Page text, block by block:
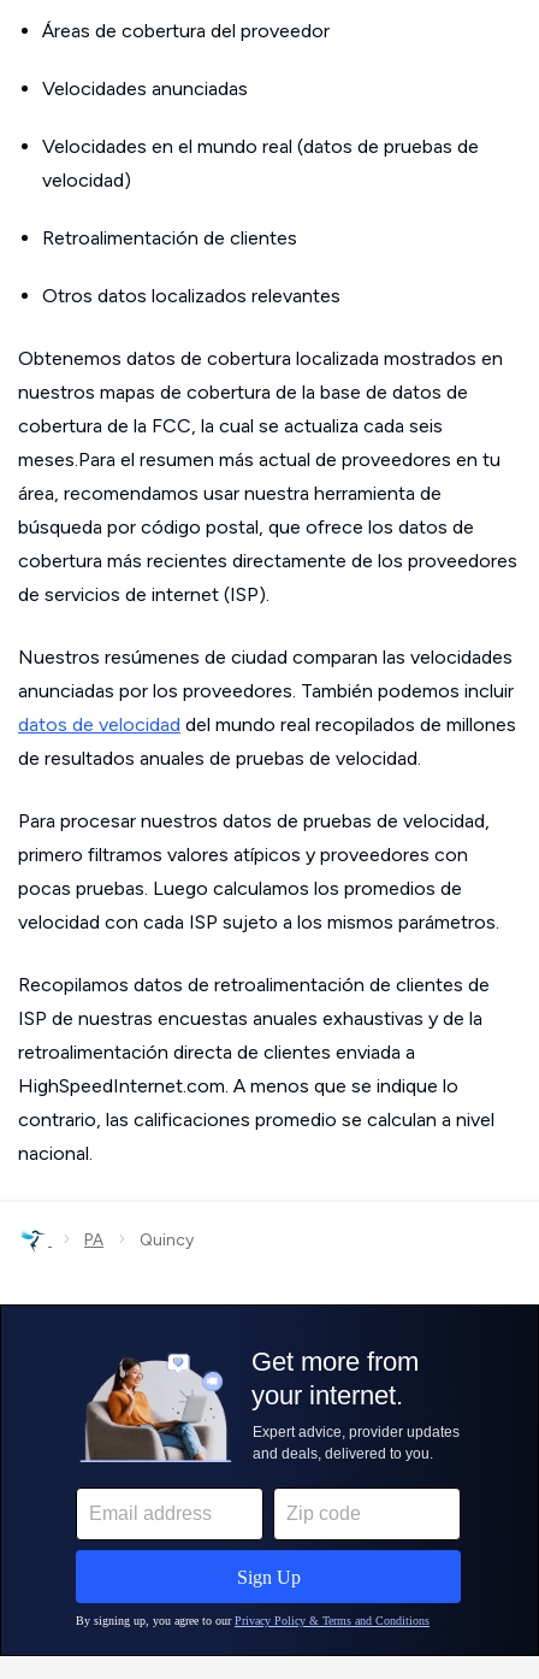
Áreas de cobertura del proveedor
Velocidades anunciadas
Velocidades en el mundo real (datos de pruebas de
velocidad)
Retroalimentación de clientes
Otros datos localizados relevantes
Obtenemos datos de cobertura localizada mostrados en
nuestros mapas de cobertura de la base de datos de
cobertura de la FCC, la cual se actualiza cada seis
meses.Para el resumen más actual de proveedores en tu
área, recomendamos usar nuestra herramienta de
búsqueda por código postal, que ofrece los datos de
cobertura más recientes directamente de los proveedores
de servicios de internet (ISP).
Nuestros resúmenes de ciudad comparan las velocidades
anunciadas por los proveedores. También podemos incluir
datos de velocidad del mundo real recopilados de millones
de resultados anuales de pruebas de velocidad.
Para procesar nuestros datos de pruebas de velocidad,
primero filtramos valores atípicos y proveedores con
pocas pruebas. Luego calculamos los promedios de
velocidad con cada ISP sujeto a los mismos parámetros.
Recopilamos datos de retroalimentación de clientes de
ISP de nuestras encuestas anuales exhaustivas y de la
retroalimentación directa de clientes enviada a
HighSpeedInternet.com. A menos que se indique lo
contrario, las calificaciones promedio se calculan a nivel
nacional.
› PA › Quincy